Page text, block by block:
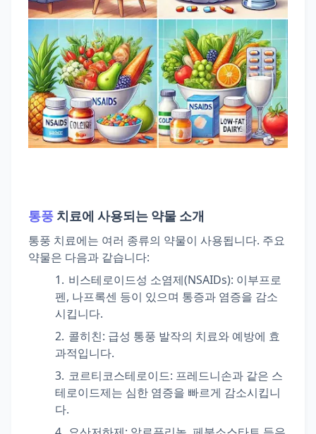
통풍 치료에 사용되는 약물 소개
통풍 치료에는 여러 종류의 약물이 사용됩니다. 주요
약물은 다음과 같습니다:
비스테로이드성 소염제(NSAIDs): 이부프로
펜, 나프록센 등이 있으며 통증과 염증을 감소
시킵니다.
콜히친: 급성 통풍 발작의 치료와 예방에 효
과적입니다.
코르티코스테로이드: 프레드니손과 같은 스
테로이드제는 심한 염증을 빠르게 감소시킵니
다.